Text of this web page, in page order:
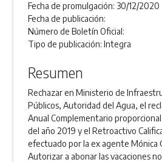
Fecha de promulgación: 30/12/2020
Fecha de publicación:
Número de Boletín Oficial:
Tipo de publicación:Integra
Resumen
Rechazar en Ministerio de
Públicos, Autoridad del Agua, el
Anual Complementario
del año 2019 y el Retroactivo
efectuado por la ex agente Mónica
Autorizar a abonar las vacaciones